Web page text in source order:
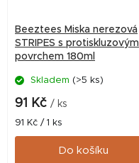
Beeztees Miska nerezová
STRIPES s protiskluzovým
povrchem 180ml
Skladem (>5 ks)
91 Kč / ks
Měrná
cena:
91 Kč / 1 ks
Do košíku